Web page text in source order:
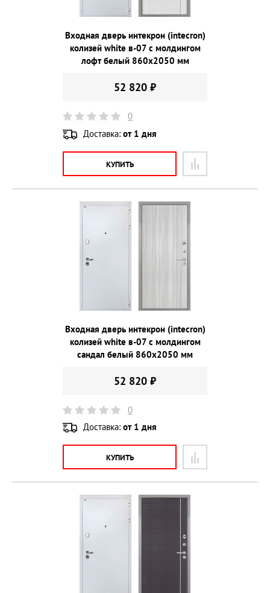
Входная дверь интекрон (intecron)
колизей white в-07 с молдингом
лофт белый 860х2050 мм
52 820 ₽
0
Доставка: от 1 дня
КУПИТЬ
Входная дверь интекрон (intecron)
колизей white в-07 с молдингом
сандал белый 860х2050 мм
52 820 ₽
0
Доставка: от 1 дня
КУПИТЬ